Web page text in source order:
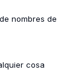
nombres de
cosa